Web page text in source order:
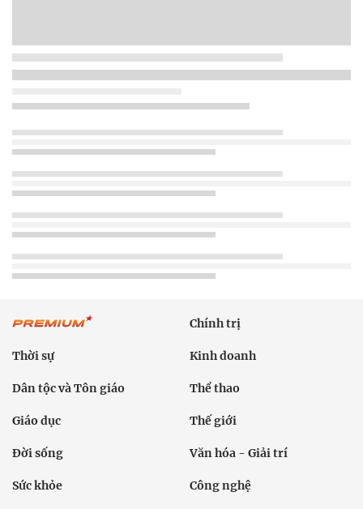
Chính trị
Thời sự Kinh doanh
Dân tộc và Tôn giáo Thể thao
Giáo dục Thế giới
Đời sống Văn hóa - Giải trí
Sức khỏe Công nghệ